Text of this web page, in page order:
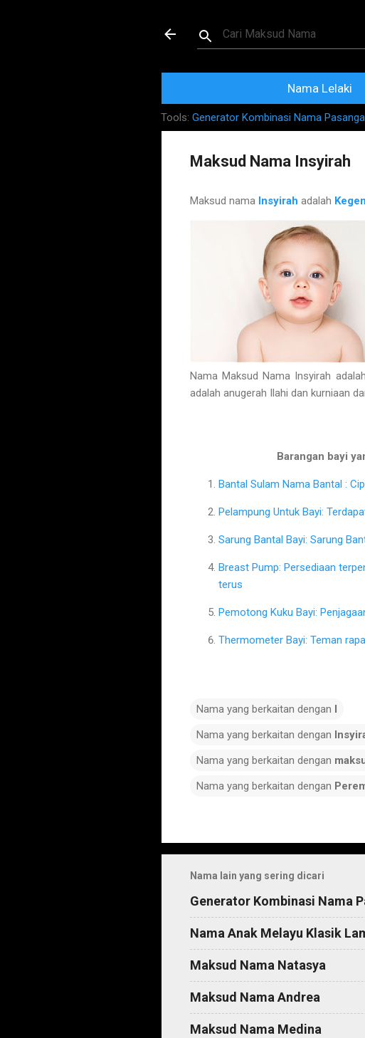
Maksud dan Makna
Nama Lelaki
Tools: Generator Kombinasi Nama
Maksud Nama Insyirah
Maksud nama Insyirah adalah
Nama Maksud Nama Insyirah
adalah anugerah Ilahi dan kurniaan
Barangan bayi
Bantal Sulam Nama Bantal :
Pelampung Untuk Bayi:
Sarung Bantal Bayi: Sarung
Breast Pump: Persediaan
terus
Pemotong Kuku Bayi:
Thermometer Bayi: Teman
Nama yang berkaitan dengan I
Nama yang berkaitan dengan
Nama yang berkaitan dengan
Nama yang berkaitan dengan
e
n
t
s
Nama lain yang sering dicari
Generator Kombinasi Nama
Nama Anak Melayu Klasik
Maksud Nama Natasya
Maksud Nama Andrea
Maksud Nama Medina